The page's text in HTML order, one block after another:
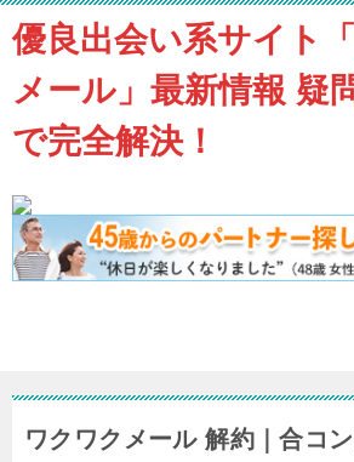
優良出会い系サイト
メール」最新情報 疑
で完全解決！
ワクワクメール 解約｜合コ